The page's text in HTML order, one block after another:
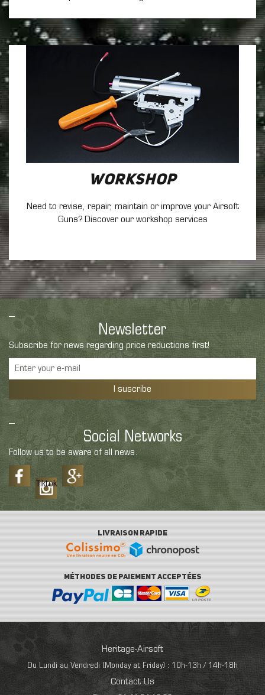
Workshop
Need to revise, repair, maintain or improve your Airsoft
Guns? Discover our workshop services
Newsletter
Subscribe for news regarding price reductions first!
I suscribe
Social Networks
Follow us to be aware of all news.
Tiktok
LIVRAISON RAPIDE
MÉTHODES DE PAIEMENT ACCEPTÉES
Heritage-Airsoft
Du Lundi au Vendredi (Monday at Friday) : 10h-13h / 14h-18h
Contact Us